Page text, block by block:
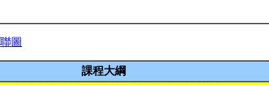
圖
課程大綱